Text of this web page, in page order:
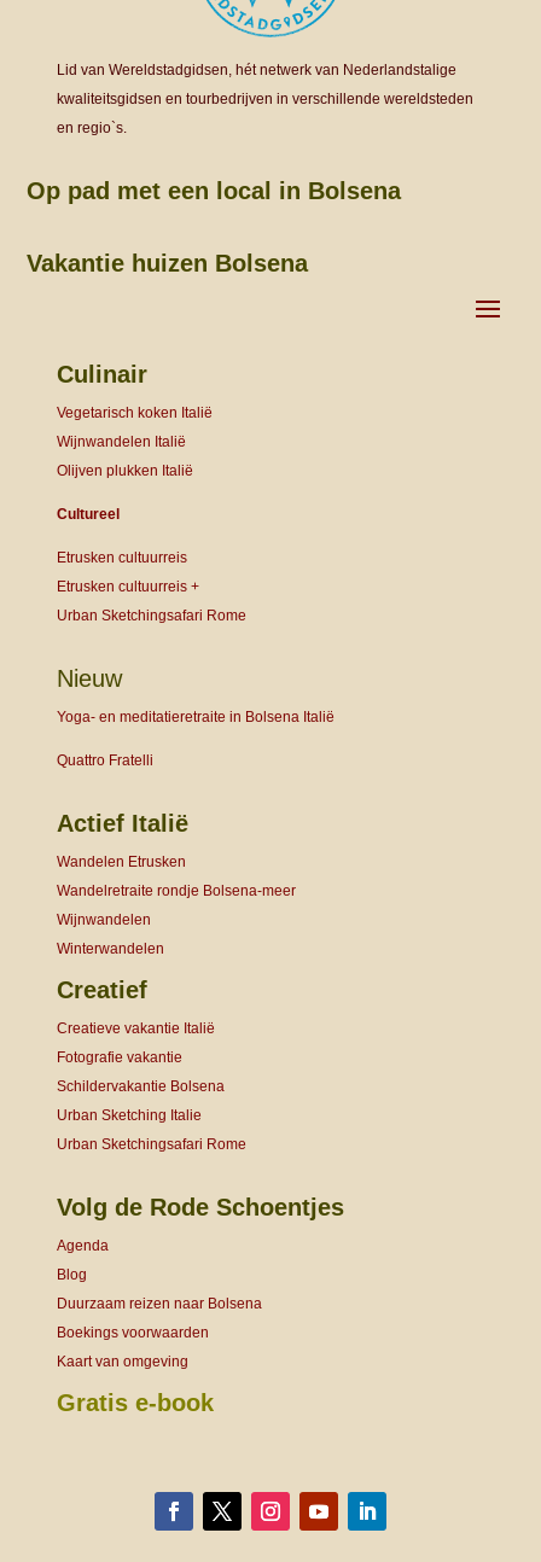
Lid van Wereldstadgidsen, hét netwerk van Nederlandstalige
kwaliteitsgidsen en tourbedrijven in verschillende wereldsteden
en regio`s.
Op pad met een local in Bolsena
Vakantie huizen Bolsena
Culinair
Vegetarisch koken Italië
Wijnwandelen Italië
Olijven plukken Italië
Cultureel
Etrusken cultuurreis
Etrusken cultuurreis +
Urban Sketchingsafari Rome
Nieuw
Yoga- en meditatieretraite in Bolsena Italië
Quattro Fratelli
Actief Italië
Wandelen Etrusken
Wandelretraite rondje Bolsena-meer
Wijnwandelen
Winterwandelen
Creatief
Creatieve vakantie Italië
Fotografie vakantie
Schildervakantie Bolsena
Urban Sketching Italie
Urban Sketchingsafari Rome
Volg de Rode Schoentjes
Agenda
Blog
Duurzaam reizen naar Bolsena
Boekings voorwaarden
Kaart van omgeving
Gratis e-book